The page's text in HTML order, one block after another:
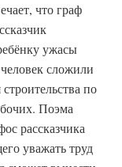
что граф
ужасы
сложили
по
Поэма
рассказчика
уважать труд